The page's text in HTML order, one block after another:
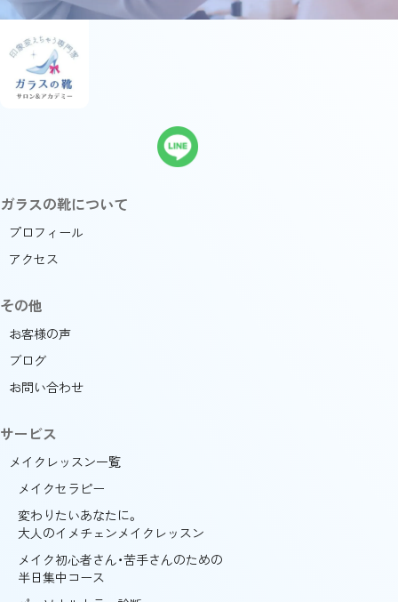
ガラスの靴について
プロフィール
アクセス
その他
お客様の声
ブログ
お問い合わせ
サービス
メイクレッスン一覧
メイクセラピー
変わりたいあなたに。
大人のイメチェンメイクレッスン
メイク初心者さん・苦手さんのための
半日集中コース